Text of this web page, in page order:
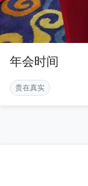
年会时间
贵在真实